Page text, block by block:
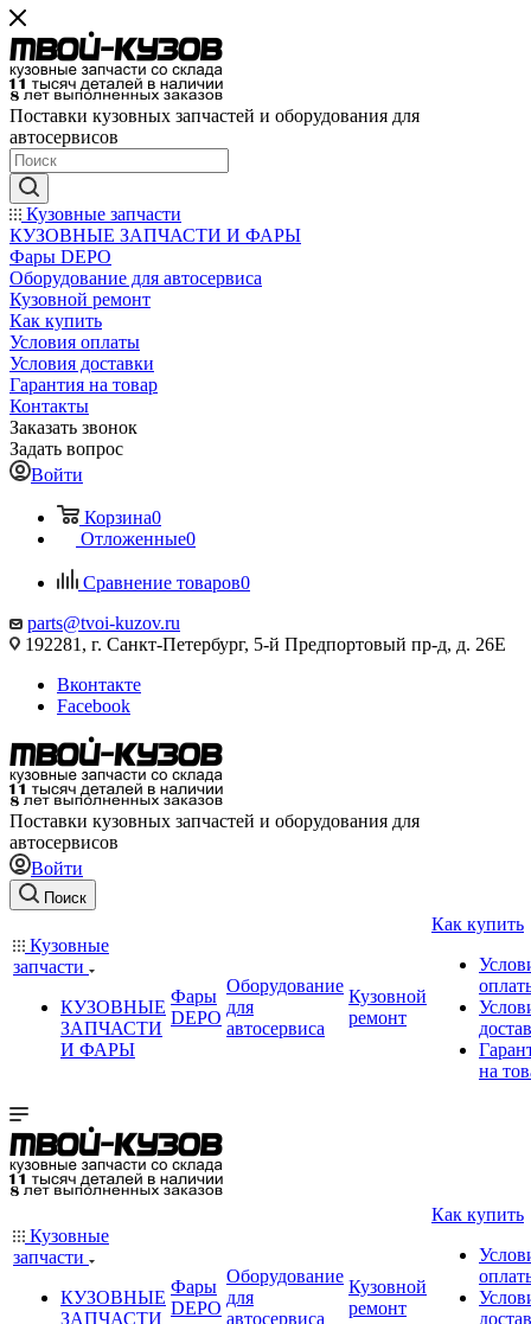
Поставки кузовных запчастей и оборудования для
автосервисов
Кузовные запчасти
КУЗОВНЫЕ ЗАПЧАСТИ И ФАРЫ
Фары DEPO
Оборудование для автосервиса
Кузовной ремонт
Как купить
Условия оплаты
Условия доставки
Гарантия на товар
Контакты
Заказать звонок
Задать вопрос
Войти
Корзина0
Отложенные0
Сравнение товаров0
parts@tvoi-kuzov.ru
192281, г. Санкт-Петербург, 5-й Предпортовый пр-д, д. 26Е
Вконтакте
Facebook
Поставки кузовных запчастей и оборудования для
автосервисов
Войти
Поиск
Кузовные
запчасти
КУЗОВНЫЕ
ЗАПЧАСТИ
И ФАРЫ
Фары
DEPO
Оборудование
для
автосервиса
Кузовной
ремонт
Как купить
на
Кузовные
запчасти
КУЗОВНЫЕ
ЗАПЧАСТИ
Фары
DEPO
Оборудование
для
автосервиса
Кузовной
ремонт
Как купить